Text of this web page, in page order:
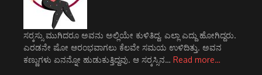
ಸರ್‍ಕಸ್ಸು ಮುಗಿದರೂ ಅವನು ಅಲ್ಲಿಯೇ ಕುಳಿತಿದ್ದ. ಎಲ್ಲಾ ಎದ್ದು ಹೋಗಿದ್ದರು.
ಎರಡನೇ ಷೋ ಆರಂಭವಾಗಲು ಕೆಲವೇ ಸಮಯ ಉಳಿದಿತ್ತು. ಅವನ
ಕಣ್ಣುಗಳು ಏನನ್ನೋ ಹುಡುಕುತ್ತಿದ್ದವು. ಆ ಸರ್‍ಕಸ್ಸಿನ… Read more…